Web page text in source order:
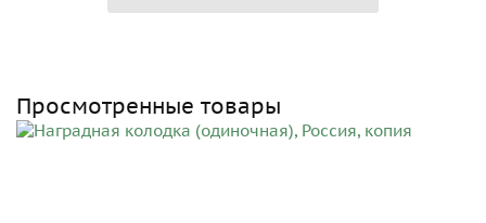
Просмотренные товары